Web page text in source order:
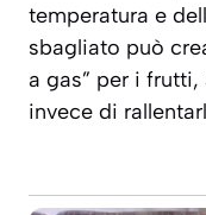
temperatura e
sbagliato può
a gas” per i
invece di